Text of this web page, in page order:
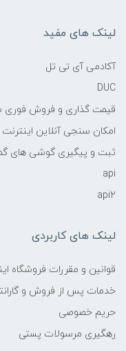
لینک های مفید
آکادمی آی تی تل
DUC
قیمت گذاری و فروش فوری
امکان سنجی آنلاین اینترنت TD-Lte
ثبت و پیگیری گوشی های
api
api2
لینک های کاربردی
قوانین و مقررات فروشگاه
خدمات پس از فروش و
حریم خصوصی
رهگیری مرسولات پستی